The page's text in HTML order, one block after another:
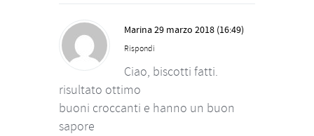
Marina29 marzo 2018 (16:49)
Rispondi
Ciao, biscotti fatti.
risultato ottimo
buoni croccanti e hanno un buon
sapore